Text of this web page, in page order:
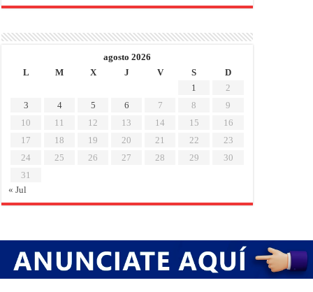
agosto 2026
L
M X J V S
D
1
2
3
4 5 6 7 8
9
10
11 12 13 14 15
16
17
18 19 20 21 22
23
24
25 26 27 28 29
30
31
« Jul